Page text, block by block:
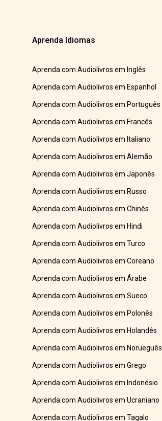
Aprenda Idiomas
Aprenda com Audiolivros em Inglês
Aprenda com Audiolivros em Espanhol
Aprenda com Audiolivros em Português
Aprenda com Audiolivros em Francês
Aprenda com Audiolivros em Italiano
Aprenda com Audiolivros em Alemão
Aprenda com Audiolivros em Japonês
Aprenda com Audiolivros em Russo
Aprenda com Audiolivros em Chinês
Aprenda com Audiolivros em Hindi
Aprenda com Audiolivros em Turco
Aprenda com Audiolivros em Coreano
Aprenda com Audiolivros em Árabe
Aprenda com Audiolivros em Sueco
Aprenda com Audiolivros em Polonês
Aprenda com Audiolivros em Holandês
Aprenda com Audiolivros em Norueguês
Aprenda com Audiolivros em Grego
Aprenda com Audiolivros em Indonésio
Aprenda com Audiolivros em Ucraniano
Aprenda com Audiolivros em Tagalo